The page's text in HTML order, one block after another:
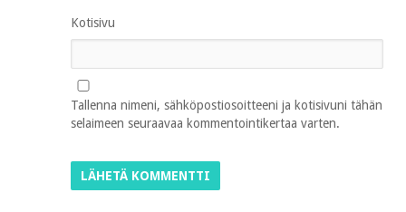
Kotisivu
Tallenna nimeni, sähköpostiosoitteeni ja kotisivuni tähän
selaimeen seuraavaa kommentointikertaa varten.